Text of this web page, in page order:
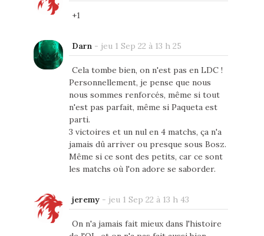
+1
Darn - jeu 1 Sep 22 à 13 h 25
Cela tombe bien, on n'est pas en LDC !
Personnellement, je pense que nous
nous sommes renforcés, même si tout
n'est pas parfait, même si Paqueta est
parti.
3 victoires et un nul en 4 matchs, ça n'a
jamais dû arriver ou presque sous Bosz.
Même si ce sont des petits, car ce sont
les matchs où l'on adore se saborder.
jeremy- jeu 1 Sep 22 à 13 h 43
On n'a jamais fait mieux dans l'histoire